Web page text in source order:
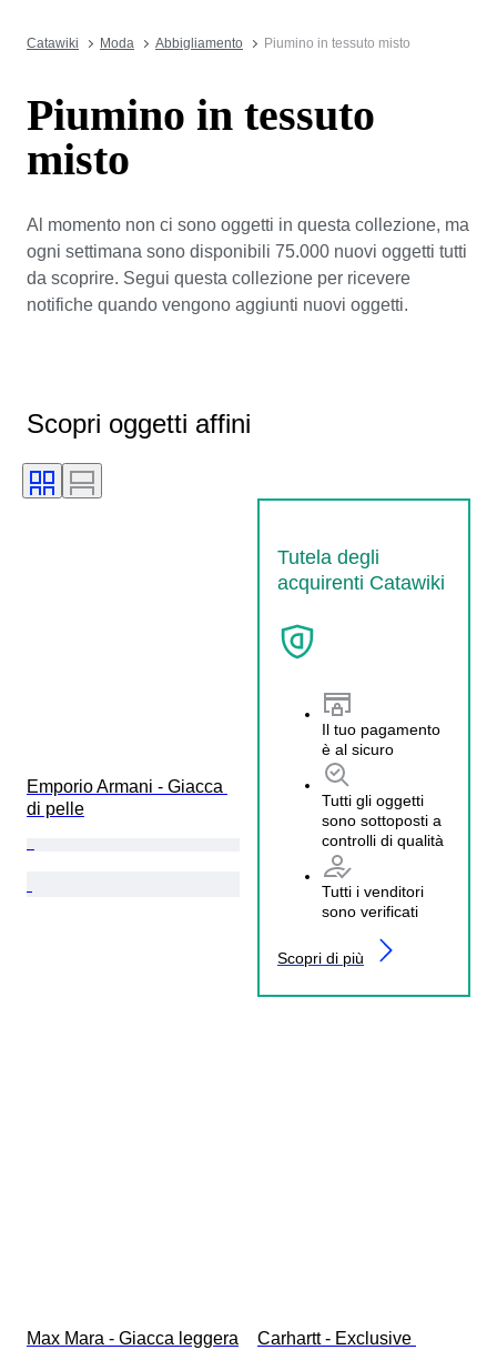
Catawiki Moda Abbigliamento Piumino in tessuto misto
Piumino in tessuto
misto
Al momento non ci sono oggetti in questa collezione, ma
ogni settimana sono disponibili 75.000 nuovi oggetti tutti
da scoprire. Segui questa collezione per ricevere
notifiche quando vengono aggiunti nuovi oggetti.
Scopri oggetti affini
Tutela degli
acquirenti Catawiki
Il tuo pagamento
è al sicuro
Tutti gli oggetti
sono sottoposti a
controlli di qualità
Tutti i venditori
sono verificati
Scopri di più
Emporio Armani - Giacca
di pelle
Max Mara - Giacca leggera
Carhartt - Exclusive